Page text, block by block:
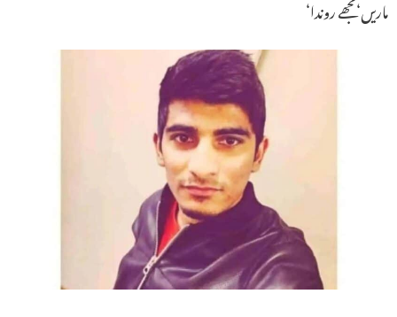
ماریں‘مجھے روندا‘